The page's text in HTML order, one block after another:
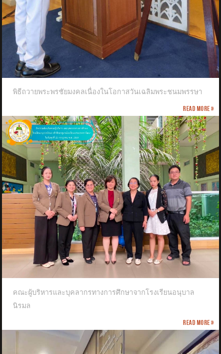
พิธีถวายพระพรชัยมงคลเนื่องในโอกาสวันเฉลิมพระชนมพรรษา
Read more »
คณะผู้บริหารและบุคลากรทางการศึกษาจากโรงเรียนอนุบาล
นิรมล
Read more »